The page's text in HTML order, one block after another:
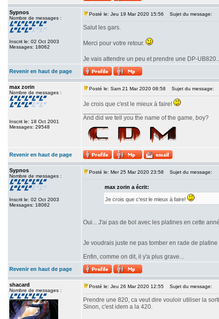
Sypnos
Nombre de messages :
Inscrit le: 02 Oct 2003
Messages: 18062
Posté le: Jeu 19 Mar 2020 15:56 Sujet du message:
Salut les gars.
Merci pour votre retour.
Je vais attendre un peu et prendre une DP-
Revenir en haut de page
max zorin
Nombre de messages :
Inscrit le: 18 Oct 2001
Messages: 29548
Posté le: Sam 21 Mar 2020 08:58 Sujet du message:
Je crois que c'est le mieux à faire!
And did we tell you the name of the game, boy?
Revenir en haut de page
Sypnos
Nombre de messages :
Inscrit le: 02 Oct 2003
Messages: 18062
Posté le: Mer 25 Mar 2020 23:58 Sujet du message:
max zorin a écrit:
Je crois que c'est le mieux à faire!
Oui... J'ai pas de bol avec les platines en cette
Je voudrais juste ne pas tomber en rade de
Enfin, comme on dit, il y'a plus grave...
Revenir en haut de page
shacard
Nombre de messages :
Posté le: Jeu 26 Mar 2020 12:55 Sujet du message:
Prendre une 820, ca veut dire vouloir utiliser la
Sinon, c'est idem a la 420.